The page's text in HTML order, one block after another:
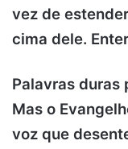
vez de
cima dele.
Palavras duras
Mas o
voz que